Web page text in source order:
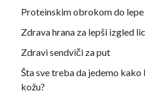
Proteinskim obrokom do lepe
Zdrava hrana za lepši izgled
Zdravi sendviči za put
Šta sve treba da jedemo
kožu?